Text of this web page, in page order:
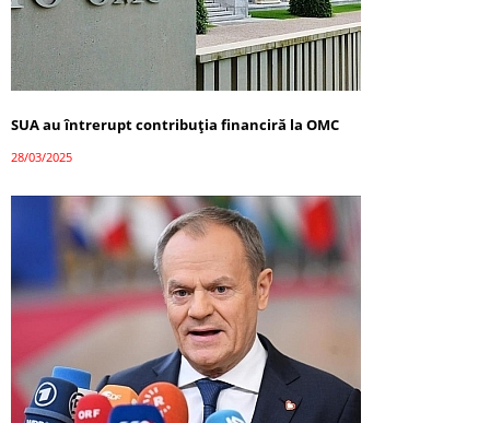
SUA au întrerupt contribuția financiră la OMC
28/03/2025